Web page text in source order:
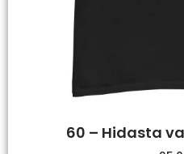
60 – Hidasta